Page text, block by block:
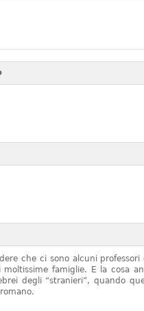
che ci sono alcuni
famiglie. E la cosa
degli “stranieri”, quando